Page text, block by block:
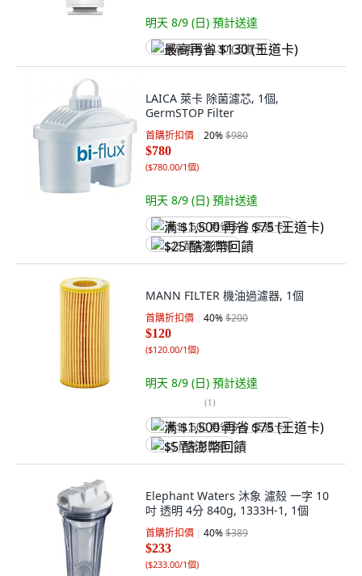
明天 8/9 (日) 預計送達
最高再省 $130 (王道卡)
LAICA 萊卡 除菌濾芯, 1個,
GermSTOP Filter
首購折扣價 20%$980
$780
($780.00/1個)
明天 8/9 (日) 預計送達
满 $1,500 再省 $75 (王道卡)
$25 酷澎幣回饋
MANN FILTER 機油過濾器, 1個
首購折扣價 40%$200
$120
($120.00/1個)
明天 8/9 (日) 預計送達
(1)
满 $1,500 再省 $75 (王道卡)
$5 酷澎幣回饋
Elephant Waters 沐象 濾殼 一字 10
吋 透明 4分 840g, 1333H-1, 1個
首購折扣價 40%$389
$233
($233.00/1個)